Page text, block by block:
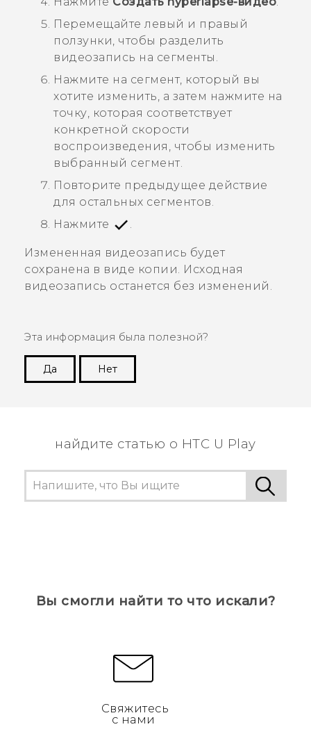
Перемещайте левый и правый
ползунки, чтобы разделить
видеозапись на сегменты.
Нажмите на сегмент, который вы
хотите изменить, а затем нажмите на
точку, которая соответствует
конкретной скорости
воспроизведения, чтобы изменить
выбранный сегмент.
Повторите предыдущее действие
для остальных сегментов.
Нажмите
.
Измененная видеозапись будет
сохранена в виде копии. Исходная
видеозапись останется без изменений.
Эта информация была полезной?
Да
Нет
найдите статью о HTC U Play
Вы смогли найти то что искали?
Свяжитесь
с нами